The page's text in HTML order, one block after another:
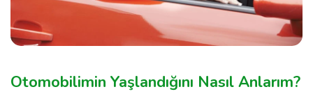
Otomobilimin Yaşlandığını Nasıl Anlarım?